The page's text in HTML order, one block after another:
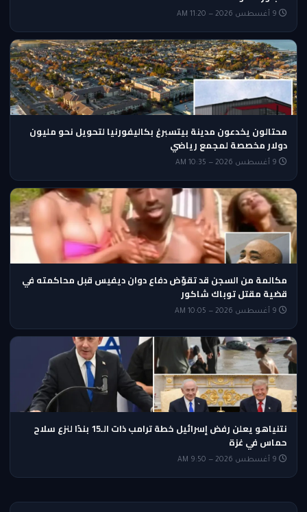
محتالون يخدعون مدينة بيتسبرغ بكاليفورنيا لتحويل نحو مليون
دولار مخصصة لمجمع رياضي
مكالمة من السجن قد تقوّض دفاع دوان ديفيس قبل محاكمته في
قضية مقتل توباك شاكور
نتنياهو يعلن رفض إسرائيل خطة ترامب ذات الـ15 بندًا لنزع سلاح
حماس في غزة